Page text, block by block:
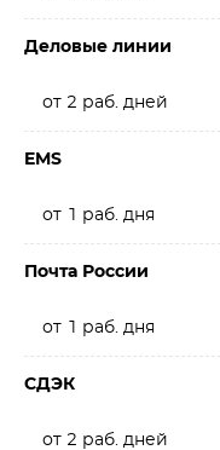
Деловые линии
от 2 раб. дней
EMS
от 1 раб. дня
Почта России
от 1 раб. дня
СДЭК
от 2 раб. дней